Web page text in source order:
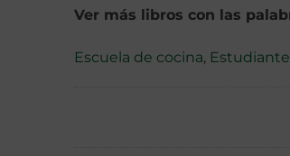
Ver más libros con las
Escuela de cocina,